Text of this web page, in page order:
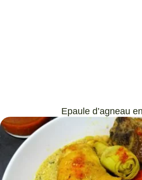
Epaule d’agneau